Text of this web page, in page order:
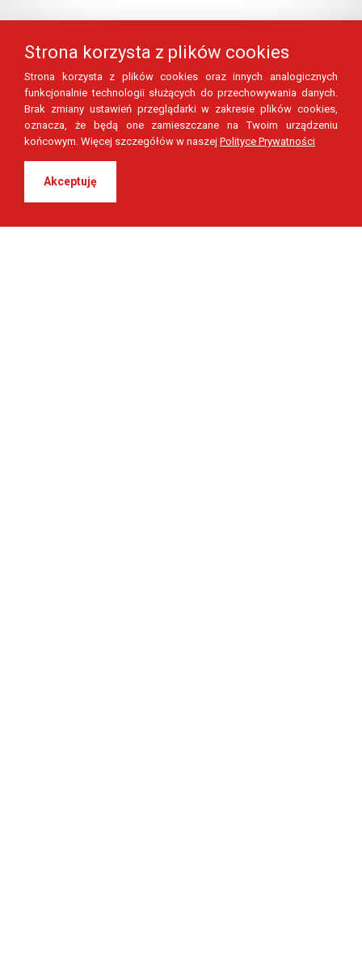
Strona korzysta z plików cookies
Strona korzysta z plików cookies oraz innych analogicznych
funkcjonalnie technologii służących do przechowywania danych.
Brak zmiany ustawień przeglądarki w zakresie plików cookies,
oznacza, że będą one zamieszczane na Twoim urządzeniu
końcowym. Więcej szczegółów w naszej Polityce Prywatności
Akceptuję